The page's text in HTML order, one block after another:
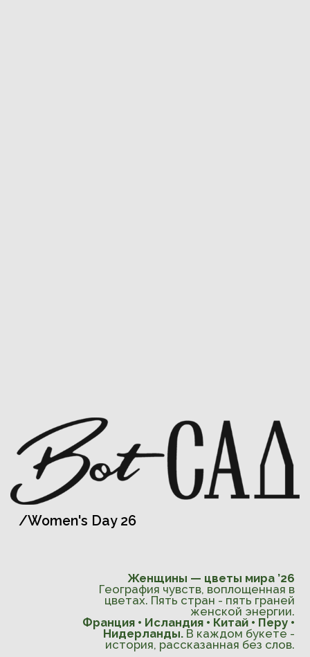
География чувств, воплощенная в
цветах. Пять стран - пять граней
женской энергии.
Франция • Исландия • Китай • Перу •
Нидерланды.В каждом букете -
история, рассказанная без слов.
Женственность-
это движение от
абсолютной
хрупкости к